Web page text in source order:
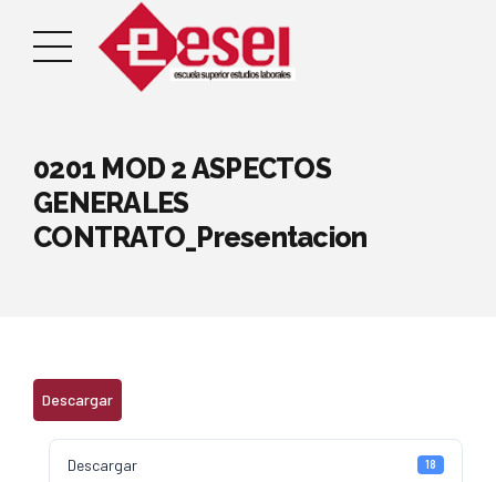
0201 MOD 2 ASPECTOS
GENERALES
CONTRATO_Presentacion
Descargar
Descargar 18